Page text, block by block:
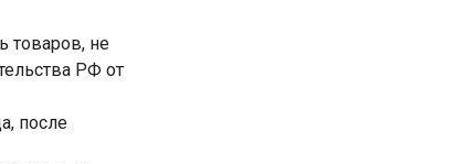
товаров, не
РФ от
после